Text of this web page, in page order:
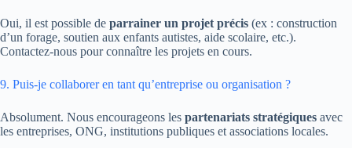
Oui, il est possible de parrainer un projet précis (ex : construction
d’un forage, soutien aux enfants autistes, aide scolaire, etc.).
Contactez-nous pour connaître les projets en cours.
9. Puis-je collaborer en tant qu’entreprise ou organisation ?
Absolument. Nous encourageons les partenariats stratégiques avec
les entreprises, ONG, institutions publiques et associations locales.